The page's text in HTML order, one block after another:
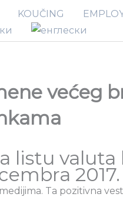
KOUČING
većeg
listu
2017.
Ta pozitivna